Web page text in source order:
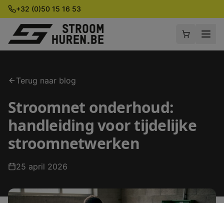
+32 (0)50 15 16 53
Terug naar blog
Stroomnet onderhoud:
handleiding voor tijdelijke
stroomnetwerken
25 april 2026